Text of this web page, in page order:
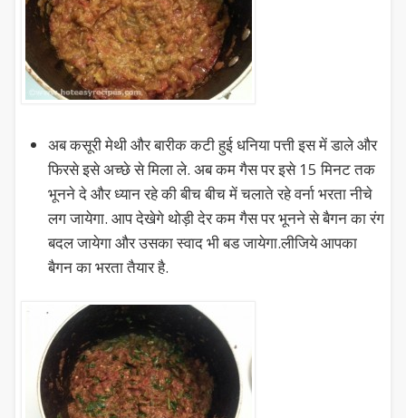
अब कसूरी मेथी और बारीक कटी हुई धनिया पत्ती इस में डाले और
फिरसे इसे अच्छे से मिला ले. अब कम गैस पर इसे 15 मिनट तक
भूनने दे और ध्यान रहे की बीच बीच में चलाते रहे वर्ना भरता नीचे
लग जायेगा. आप देखेगे थोड़ी देर कम गैस पर भूनने से बैगन का रंग
बदल जायेगा और उसका स्वाद भी बड जायेगा.लीजिये आपका
बैगन का भरता तैयार है.